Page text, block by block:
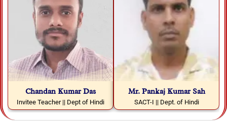
Chandan Kumar Das
Invitee Teacher || Dept of Hindi
Mr. Pankaj Kumar Sah
SACT-I || Dept. of Hindi